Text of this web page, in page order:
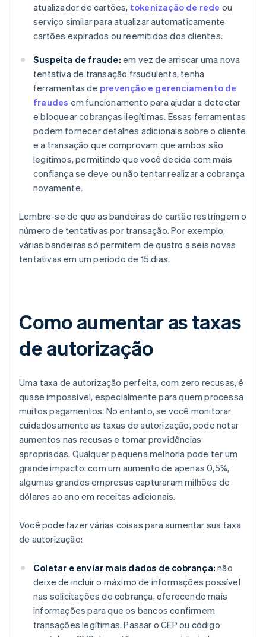
atualizador de cartões, tokenização de rede ou
serviço similar para atualizar automaticamente
cartões expirados ou reemitidos dos clientes.
Suspeita de fraude: em vez de arriscar uma nova
tentativa de transação fraudulenta, tenha
ferramentas de prevenção e gerenciamento de
fraudes em funcionamento para ajudar a detectar
e bloquear cobranças ilegítimas. Essas ferramentas
podem fornecer detalhes adicionais sobre o cliente
e a transação que comprovam que ambos são
legítimos, permitindo que você decida com mais
confiança se deve ou não tentar realizar a cobrança
novamente.
Lembre-se de que as bandeiras de cartão restringem o
número de tentativas por transação. Por exemplo,
várias bandeiras só permitem de quatro a seis novas
tentativas em um período de 15 dias.
Como aumentar as taxas
de autorização
Uma taxa de autorização perfeita, com zero recusas, é
quase impossível, especialmente para quem processa
muitos pagamentos. No entanto, se você monitorar
cuidadosamente as taxas de autorização, pode notar
aumentos nas recusas e tomar providências
apropriadas. Qualquer pequena melhoria pode ter um
grande impacto: com um aumento de apenas 0,5%,
algumas grandes empresas capturaram milhões de
dólares ao ano em receitas adicionais.
Você pode fazer várias coisas para aumentar sua taxa
de autorização:
Coletar e enviar mais dados de cobrança: não
deixe de incluir o máximo de informações possível
nas solicitações de cobrança, oferecendo mais
informações para que os bancos confirmem
transações legítimas. Passar o CEP ou código